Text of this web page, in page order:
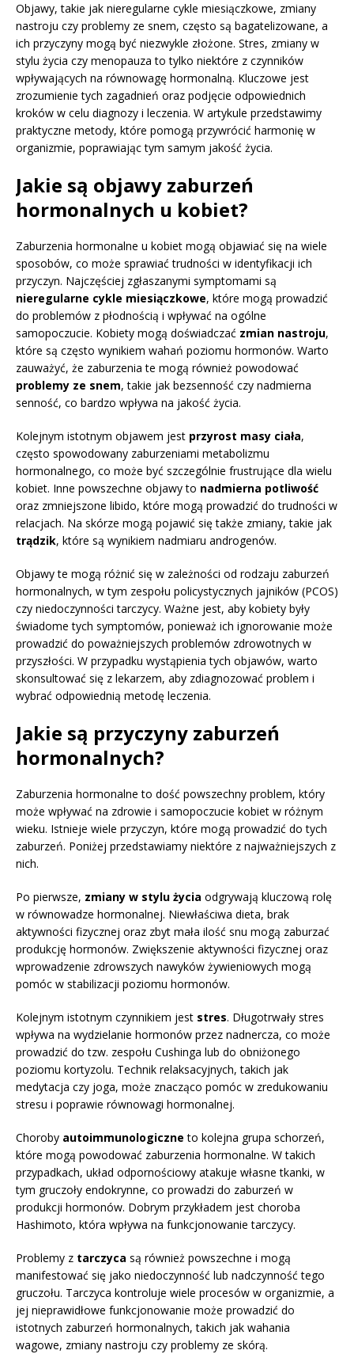
Objawy, takie jak nieregularne cykle miesiączkowe, zmiany
nastroju czy problemy ze snem, często są bagatelizowane, a
ich przyczyny mogą być niezwykle złożone. Stres, zmiany w
stylu życia czy menopauza to tylko niektóre z czynników
wpływających na równowagę hormonalną. Kluczowe jest
zrozumienie tych zagadnień oraz podjęcie odpowiednich
kroków w celu diagnozy i leczenia. W artykule przedstawimy
praktyczne metody, które pomogą przywrócić harmonię w
organizmie, poprawiając tym samym jakość życia.
Jakie są objawy zaburzeń
hormonalnych u kobiet?
Zaburzenia hormonalne u kobiet mogą objawiać się na wiele
sposobów, co może sprawiać trudności w identyfikacji ich
przyczyn. Najczęściej zgłaszanymi symptomami są
nieregularne cykle miesiączkowe, które mogą prowadzić
do problemów z płodnością i wpływać na ogólne
samopoczucie. Kobiety mogą doświadczać zmian nastroju,
które są często wynikiem wahań poziomu hormonów. Warto
zauważyć, że zaburzenia te mogą również powodować
problemy ze snem, takie jak bezsenność czy nadmierna
senność, co bardzo wpływa na jakość życia.
Kolejnym istotnym objawem jest przyrost masy ciała,
często spowodowany zaburzeniami metabolizmu
hormonalnego, co może być szczególnie frustrujące dla wielu
kobiet. Inne powszechne objawy to nadmierna potliwość
oraz zmniejszone libido, które mogą prowadzić do trudności w
relacjach. Na skórze mogą pojawić się także zmiany, takie jak
trądzik, które są wynikiem nadmiaru androgenów.
Objawy te mogą różnić się w zależności od rodzaju zaburzeń
hormonalnych, w tym zespołu policystycznych jajników (PCOS)
czy niedoczynności tarczycy. Ważne jest, aby kobiety były
świadome tych symptomów, ponieważ ich ignorowanie może
prowadzić do poważniejszych problemów zdrowotnych w
przyszłości. W przypadku wystąpienia tych objawów, warto
skonsultować się z lekarzem, aby zdiagnozować problem i
wybrać odpowiednią metodę leczenia.
Jakie są przyczyny zaburzeń
hormonalnych?
Zaburzenia hormonalne to dość powszechny problem, który
może wpływać na zdrowie i samopoczucie kobiet w różnym
wieku. Istnieje wiele przyczyn, które mogą prowadzić do tych
zaburzeń. Poniżej przedstawiamy niektóre z najważniejszych z
nich.
Po pierwsze, zmiany w stylu życia odgrywają kluczową rolę
w równowadze hormonalnej. Niewłaściwa dieta, brak
aktywności fizycznej oraz zbyt mała ilość snu mogą zaburzać
produkcję hormonów. Zwiększenie aktywności fizycznej oraz
wprowadzenie zdrowszych nawyków żywieniowych mogą
pomóc w stabilizacji poziomu hormonów.
Kolejnym istotnym czynnikiem jest stres. Długotrwały stres
wpływa na wydzielanie hormonów przez nadnercza, co może
prowadzić do tzw. zespołu Cushinga lub do obniżonego
poziomu kortyzolu. Technik relaksacyjnych, takich jak
medytacja czy joga, może znacząco pomóc w zredukowaniu
stresu i poprawie równowagi hormonalnej.
Choroby autoimmunologiczne to kolejna grupa schorzeń,
które mogą powodować zaburzenia hormonalne. W takich
przypadkach, układ odpornościowy atakuje własne tkanki, w
tym gruczoły endokrynne, co prowadzi do zaburzeń w
produkcji hormonów. Dobrym przykładem jest choroba
Hashimoto, która wpływa na funkcjonowanie tarczycy.
Problemy z tarczyca są również powszechne i mogą
manifestować się jako niedoczynność lub nadczynność tego
gruczołu. Tarczyca kontroluje wiele procesów w organizmie, a
jej nieprawidłowe funkcjonowanie może prowadzić do
istotnych zaburzeń hormonalnych, takich jak wahania
wagowe, zmiany nastroju czy problemy ze skórą.